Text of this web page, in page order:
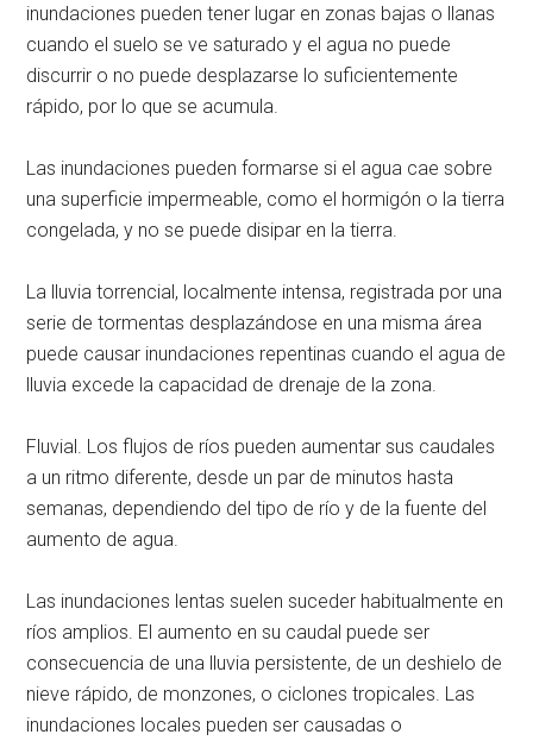
inundaciones pueden tener lugar en zonas bajas o llanas
cuando el suelo se ve saturado y el agua no puede
discurrir o no puede desplazarse lo suficientemente
rápido, por lo que se acumula.
Las inundaciones pueden formarse si el agua cae sobre
una superficie impermeable, como el hormigón o la tierra
congelada, y no se puede disipar en la tierra.
La lluvia torrencial, localmente intensa, registrada por una
serie de tormentas desplazándose en una misma área
puede causar inundaciones repentinas cuando el agua de
lluvia excede la capacidad de drenaje de la zona.
Fluvial. Los flujos de ríos pueden aumentar sus caudales
a un ritmo diferente, desde un par de minutos hasta
semanas, dependiendo del tipo de río y de la fuente del
aumento de agua.
Las inundaciones lentas suelen suceder habitualmente en
ríos amplios. El aumento en su caudal puede ser
consecuencia de una lluvia persistente, de un deshielo de
nieve rápido, de monzones, o ciclones tropicales. Las
inundaciones locales pueden ser causadas o